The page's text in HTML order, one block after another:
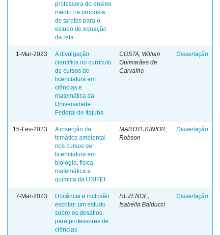
professora do ensino
médio na proposta
de tarefas para o
estudo de equação
da reta
1-Mar-2023
A divulgação
científica no currículo
de cursos de
licenciatura em
ciências e
matemática da
Universidade
Federal de Itajubá
COSTA, Willian
Guimarães de
Carvalho
Dissertação
15-Fev-2023
A inserção da
temática ambiental
nos cursos de
licenciatura em
biologia, física,
matemática e
química da UNIFEI
MAROTI JUNIOR,
Robson
Dissertação
7-Mar-2023
Docência e inclusão
escolar: um estudo
sobre os desafios
para professores de
ciências
REZENDE,
Isabella Balducci
Dissertação